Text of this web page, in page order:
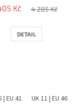
41 UK 8 | EU 42 UK 8,5 |
Kč 4 285 Kč
DETAIL
| EU 41 UK 11 | EU 46